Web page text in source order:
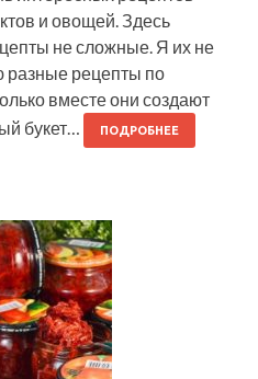
и овощей. Здесь
не сложные. Я их не
разные рецепты по
вместе они создают
букет…
ПОДРОБНЕЕ